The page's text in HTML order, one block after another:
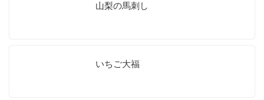
山梨の馬刺し
いちご大福